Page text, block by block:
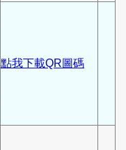
點我下載QR圖碼